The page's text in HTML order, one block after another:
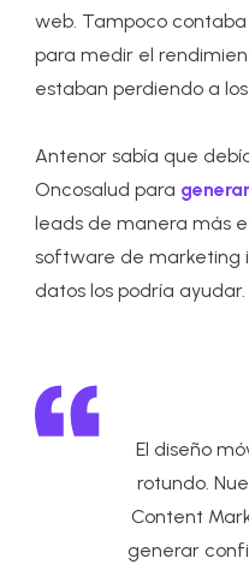
web. Tampoco
para medir el
estaban perdiendo a
Antenor sabía que
Oncosalud para
leads de manera más
software de marketing
datos los podría ayudar.
El diseño
rotundo.
Content
generar